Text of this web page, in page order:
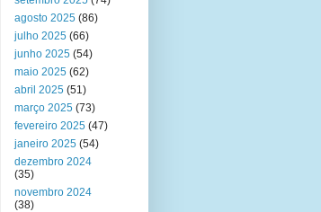
agosto 2025 (86)
julho 2025 (66)
junho 2025 (54)
maio 2025 (62)
abril 2025 (51)
março 2025 (73)
fevereiro 2025 (47)
janeiro 2025 (54)
dezembro 2024
(35)
novembro 2024
(38)